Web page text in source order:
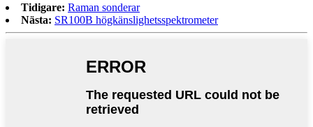
Tidigare: Raman sonderar
Nästa: SR100B högkänslighetsspektrometer